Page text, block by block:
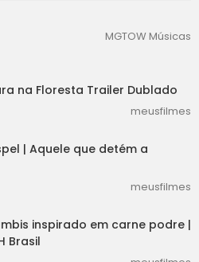
MGTOW Músicas
na Floresta Trailer Dublado
meusfilmes
| Aquele que detém a
meusfilmes
inspirado em carne podre |
Brasil